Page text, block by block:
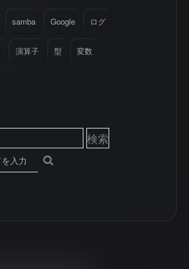
samba Google ログ
演算子 型 変数